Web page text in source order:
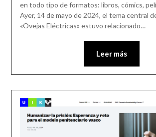
en todo tipo de formatos: libros, cómics,
Ayer, 14 de mayo de 2024, el tema central
«Ovejas Eléctricas» estuvo relacionado…
Leer más